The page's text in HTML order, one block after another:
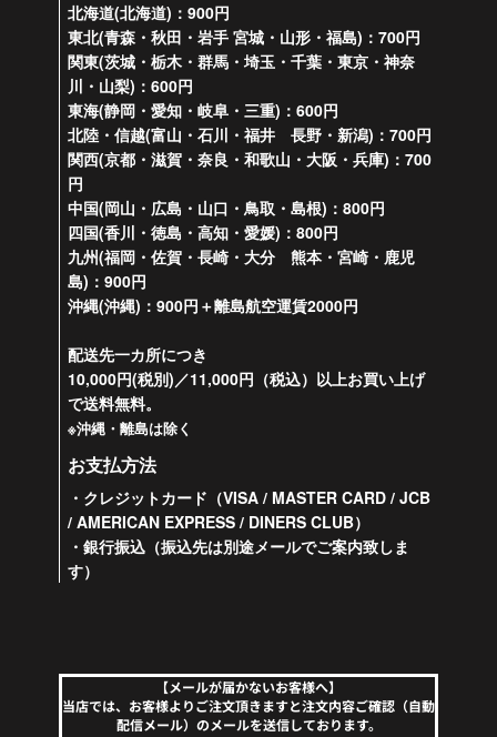
北海道(北海道)：900円
東北(青森・秋田・岩手 宮城・山形・福島)：700円
関東(茨城・栃木・群馬・埼玉・千葉・東京・神奈
川・山梨)：600円
東海(静岡・愛知・岐阜・三重)：600円
北陸・信越(富山・石川・福井 長野・新潟)：700円
関西(京都・滋賀・奈良・和歌山・大阪・兵庫)：700
円
中国(岡山・広島・山口・鳥取・島根)：800円
四国(香川・徳島・高知・愛媛)：800円
九州(福岡・佐賀・長崎・大分 熊本・宮崎・鹿児
島)：900円
沖縄(沖縄)：900円＋離島航空運賃2000円
配送先一カ所につき
10,000円(税別)／11,000円（税込）以上お買い上げ
で送料無料。
※沖縄・離島は除く
お支払方法
・クレジットカード（VISA / MASTER CARD / JCB
/ AMERICAN EXPRESS / DINERS CLUB）
・銀行振込（振込先は別途メールでご案内致しま
す）
【メールが届かないお客様へ】
当店では、お客様よりご注文頂きますと注文内容ご確認（自動
配信メール）のメールを送信しております。